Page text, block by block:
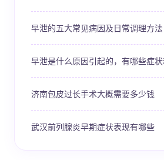
早泄的五大常见病因及日常调理方法
早泄是什么原因引起的，有哪些症
济南包皮过长手术大概需要多少钱
武汉前列腺炎早期症状表现有哪些